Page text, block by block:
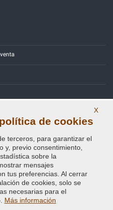
All Rights Reserved.
X
de cookies
terceros, para garantizar el
y, previo consentimiento,
sobre la
mensajes
tus preferencias. Al cerrar
de cookies, solo se
necesarias para el
Más información